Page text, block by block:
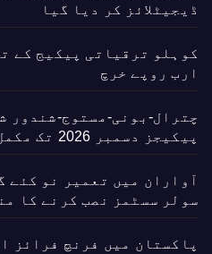
ڈیجیٹلائز کر دیا گیا
ارب روپے خرچ
چترال-بونی-مستوج-شندور
پیکیجز دسمبر 2026 تک مکمل کرنے کا ہدف مقرر
سولر سسٹمز نصب کرنے کا
پاکستان میں فرنچ فرائز